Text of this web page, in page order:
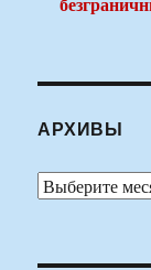
АРХИВЫ
Архивы